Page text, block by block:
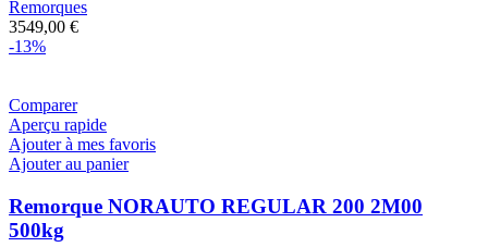
Remorques
3549,00 €
-13%
Comparer
Aperçu rapide
Ajouter à mes favoris
Ajouter au panier
Remorque NORAUTO REGULAR 200 2M00
500kg